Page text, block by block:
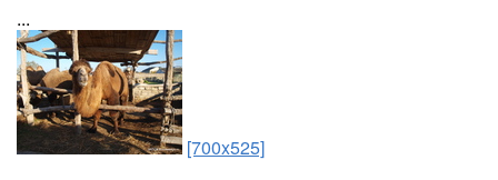
...
[700x525]